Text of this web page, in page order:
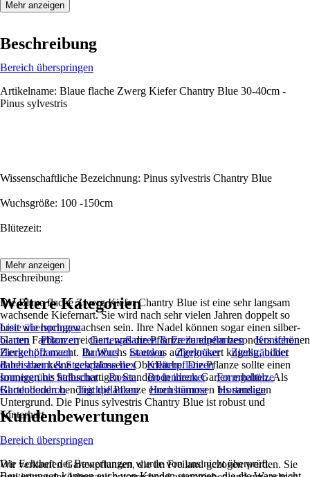
Mehr anzeigen
Beschreibung
Bereich überspringen
Artikelname: Blaue flache Zwerg Kiefer Chantry Blue 30-40cm -
Pinus sylvestris
Wissenschaftliche Bezeichnung: Pinus sylvestris Chantry Blue
Wuchsgröße: 100 -150cm
Blütezeit:
Beschreibung:
Die Blaue flache Zwerg Kiefer Chantry Blue ist eine sehr langsam
wachsende Kiefernart. Sie wird nach sehr vielen Jahren doppelt so
breit wie hochgewachsen sein. Ihre Nadel können sogar einen silber-
blauen Farbton erreichen, was die Pflanze zu einem besonders schönen
Ziergehölz macht. Ihr Wuchs ist etwas aufgelockert kugelig, bildet
dabei aber keine geschlossene Oberfläche. Die Pflanze sollte einen
sonnigen bis halbschattigen Standort in ihrem Garten erhalten. Als
Gartenboden benötigt die Pflanze einen humosen bis sandigen
Untergrund. Die Pinus sylvestris Chantry Blue ist robust und
winterhart.
Wir verkaufen Gartenpflanzen, die im Freiland gezogen werden. Sie
Mehr anzeigen
Weitere Kategorien
Liste überspringen
Garten
Pflanzen Gartenpflanzen & Freilandpflanzen
Koniferen
Heckenpflanzen
Bambus Stauden Ziergräser
Ziersträucher
Buchsbaum & Stechpalme Ilex
Kletterpflanzen
Immergrüne Sträucher
Rosen Bodendecker
Formgehölze
Rhododendron
Teichpflanzen Hochstämme Hortensien
Kundenbewertungen
Bereich überspringen
Die Echtheit der Bewertungen wurde von uns nicht überprüft.